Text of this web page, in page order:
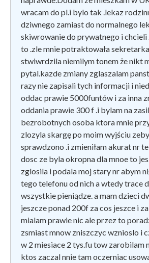
wracam do pl.i bylo tak .lekaz
dziwnego zamiast do normalnego
skiwrowanie do prywatnego i
to .zle mnie potraktowała
stwiwrdzila niemilym tonem że nikt
pytal.kazde zmiany zglaszalam
razy nie zapisali tych informacji i
oddac prawie 5000funtów i za inna
oddania prawie 300 f .i bylam na
bezrobotnych osoba ktora mnie
zlozyla skargę po moim wyjściu
sprawdzono .i zmieniłam akurat nr
dosc ze byla okropna dla mnoe to
zglosila i podala moj stary nr abym
tego telefonu od nich a wtedy trace
wszystkie pieniądze. a mam dzieci
jeszcze ponad 200f za cos jeszce i
mialam prawie nic ale przez to
zsmiast mnow zniszczyc wznioslo i
w 2 miesiace 2 tys.fu tow zarobilam
ktos zaczal nnie tam oczerniac